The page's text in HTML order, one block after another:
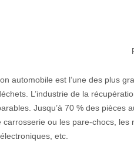
automobile est l’une des plus
L’industrie de la
Jusqu’à 70 % des pièces
carrosserie ou les pare-chocs,
etc.